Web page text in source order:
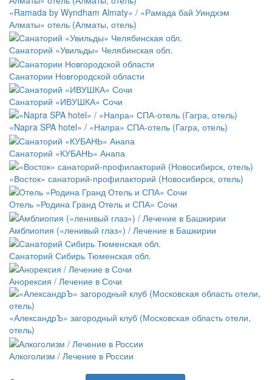
«Ramada by Wyndham Almaty» / «Рамада бай Уиндхэм
Алматы» отель (Алматы, отель)
Санаторий «Увильды» Челябинская обл.
Санатории Новгородской области
Санаторий «ИВУШКА» Сочи
«Napra SPA hotel» / «Напра» СПА-отель (Гагра, отель)
Санаторий «КУБАНЬ» Анапа
«Восток» санаторий-профилакторий (Новосибирск, отель)
Отель «Родина Гранд Отель и СПА» Сочи
Амблиопия («ленивый глаз») / Лечение в Башкирии
Санаторий Сибирь Тюменская обл.
Анорексия / Лечение в Сочи
«АлександрЪ» загородный клуб (Московская область отели,
отель)
Алкоголизм / Лечение в России